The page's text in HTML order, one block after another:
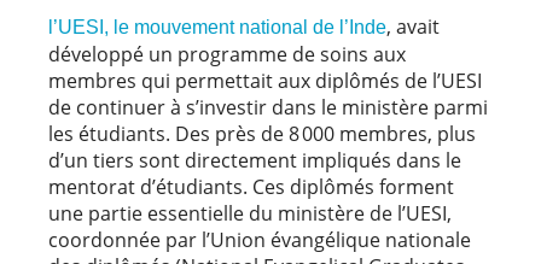
l’UESI, le mouvement national de l’Inde, avait
développé un programme de soins aux
membres qui permettait aux diplômés de l’UESI
de continuer à s’investir dans le ministère parmi
les étudiants. Des près de 8 000 membres, plus
d’un tiers sont directement impliqués dans le
mentorat d’étudiants. Ces diplômés forment
une partie essentielle du ministère de l’UESI,
coordonnée par l’Union évangélique nationale